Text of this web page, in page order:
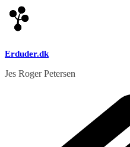
Skip
to
content
Erduder.dk
Jes Roger Petersen